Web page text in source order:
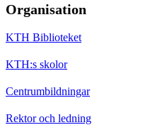
Organisation
KTH Biblioteket
KTH:s skolor
Centrumbildningar
Rektor och ledning